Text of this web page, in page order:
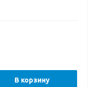
В корзину